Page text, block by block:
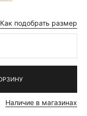
Как подобрать размер
Наличие в магазинах